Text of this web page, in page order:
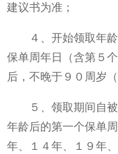
建议书为准；
４、开始领取年
保单周年日（含第５
后，不晚于９０周岁
５、领取期间自
年龄后的第一个保单
年、１４年、１９年